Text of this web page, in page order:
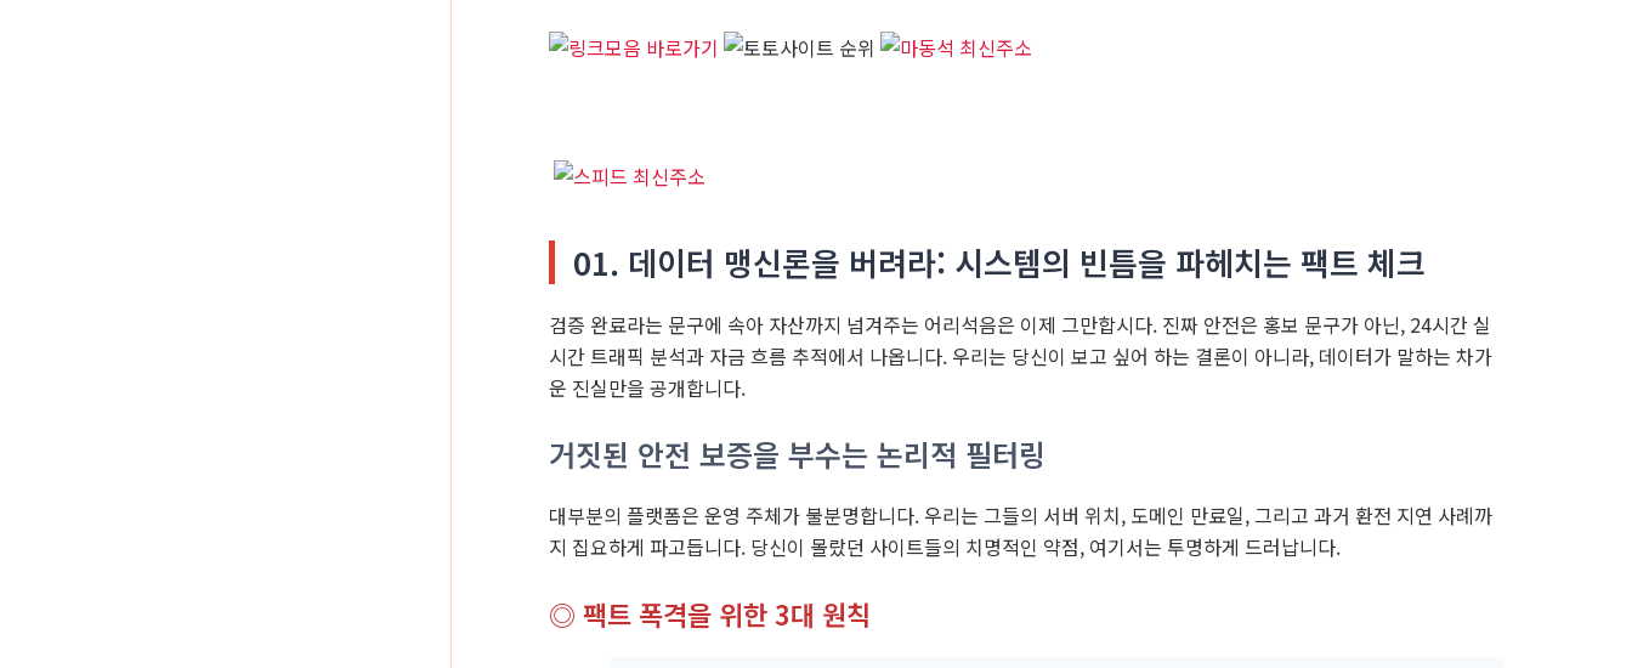
01. 데이터 맹신론을 버려라: 시스템의 빈틈을 파헤치는 팩트 체크
검증 완료라는 문구에 속아 자산까지 넘겨주는 어리석음은 이제 그만합시다. 진짜 안전은 홍보 문구가 아닌, 24시간 실
시간 트래픽 분석과 자금 흐름 추적에서 나옵니다. 우리는 당신이 보고 싶어 하는 결론이 아니라, 데이터가 말하는 차가
운 진실만을 공개합니다.
거짓된 안전 보증을 부수는 논리적 필터링
대부분의 플랫폼은 운영 주체가 불분명합니다. 우리는 그들의 서버 위치, 도메인 만료일, 그리고 과거 환전 지연 사례까
지 집요하게 파고듭니다. 당신이 몰랐던 사이트들의 치명적인 약점, 여기서는 투명하게 드러납니다.
◎ 팩트 폭격을 위한 3대 원칙